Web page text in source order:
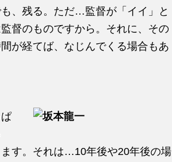
、残る。ただ…監督が「イイ」と
督のものですから。それに、その
が経てば、なじんでくる場合もあ
す。それは…10年後や20年後の場